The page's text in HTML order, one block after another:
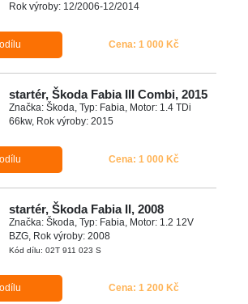
Rok výroby: 12/2006-12/2014
Cena: 1 000 Kč
startér, Škoda Fabia III Combi, 2015
Značka: Škoda, Typ: Fabia, Motor: 1.4 TDi
66kw, Rok výroby: 2015
Cena: 1 000 Kč
startér, Škoda Fabia II, 2008
Značka: Škoda, Typ: Fabia, Motor: 1.2 12V
BZG, Rok výroby: 2008
Kód dílu: 02T 911 023 S
Cena: 1 200 Kč